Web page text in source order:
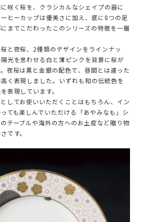
咲く桜を、クラシカルなシェイプの器に
ヒーカップは優美さに加え、底に8つの足
までこだわったこのシリーズの特徴を一層
と夜桜、2種類のデザインをラインナッ
光を思わせる白と薄ピンクを背景に桜が
夜桜は黒と金銀の配色で、昼間とは違った
く表現しました。いずれも和の伝統色を
表現しています。
してお使いいただくことはもちろん、イン
ても楽しんでいただける「あやみなも」シ
テーブルや海外の方へのお土産など贈り物
です。